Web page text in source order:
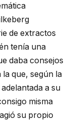
de extractos
tenía una
daba consejos
que, según la
a su
misma
su propio